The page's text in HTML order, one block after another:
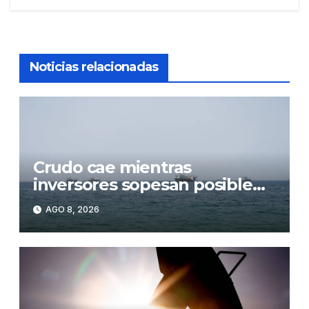
Noticias relacionadas
Crudo cae mientras
inversores sopesan posible
acuerdo sobre el estrecho de
Ormuz
AGO 8, 2026